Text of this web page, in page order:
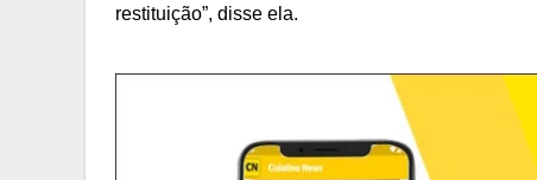
restituição”, disse ela.